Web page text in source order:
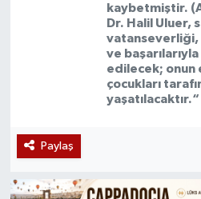
kaybetmiştir.
Dr. Halil Uluer,
vatanseverliği,
ve
edilecek; onun
çocukları
yaşatılacaktır.“
Paylaş
Ziyaretler
Son Dakika Haberleri
Haber Arşivi